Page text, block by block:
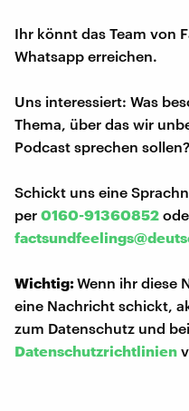
Ihr könnt das Team von
Whatsapp erreichen.
Uns interessiert: Was
Thema, über das wir
Podcast sprechen sollen?
Schickt uns eine
per 0160-91360852
Wichtig:Wenn ihr diese
eine Nachricht schickt,
zum Datenschutz und
Datenschutzrichtlinien